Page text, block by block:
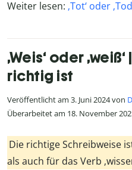
Weiter lesen: ‚Tot‘ oder
‚Weis‘ oder
richtig ist
Veröffentlicht am 3. Juni 2024 von
Überarbeitet am 18. November
Die richtige Schreibweise
als auch für das Verb